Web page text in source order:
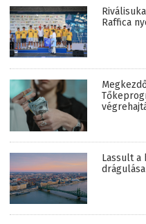
Raffica
Lassult a
drágulása